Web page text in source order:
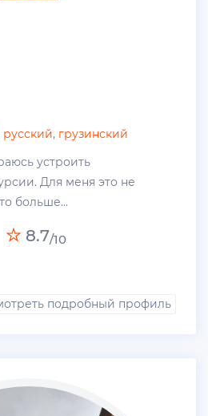
русский, грузинский
устроить
Для меня это не
больше...
8.7/10
подробный профиль